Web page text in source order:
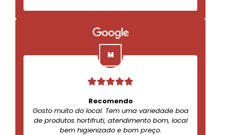
Recomendo
Gosto muito do local. Tem uma variedade boa
de produtos hortifruti, atendimento bom, local
bem higienizado e bom preço.